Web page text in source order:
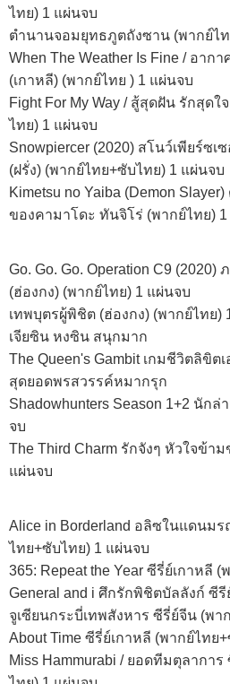
ไทย) 1 แผ่นจบ
ตำนานจอมยุทธภูตถังซาน (พากย์ไ
When The Weather Is Fine / อาก
(เกาหลี) (พากย์ไทย ) 1 แผ่นจบ
Fight For My Way / สู้สุดฝัน รักสุดใ
ไทย) 1 แผ่นจบ
Snowpiercer (2020) สโนว์เพียร์ซ
(ฝรั่ง) (พากย์ไทย+ซับไทย) 1 แผ่นจบ
Kimetsu no Yaiba (Demon
ของคามาโดะ ทันจิโร่ (พากย์ไทย)
Go. Go. Go. Operation C9
(ฮ่องกง) (พากย์ไทย) 1 แผ่นจบ
เทพบุตรผู้พิชิต (ฮ่องกง) (พากย์ไทย
เจียซิน หงซิน สนุกมาก
The Queen's Gambit เกมชีวิตลิขิต
สุดยอดพรสวรรค์หมากรุก
Shadowhunters Season 1+2 นักล่
จบ
The Third Charm รักจังๆ หัวใจข้า
แผ่นจบ
Alice in Borderland อลิซในแดนม
ไทย+ซับไทย) 1 แผ่นจบ
365: Repeat the Year ซีรี่ย์เกาหลี
General and i ศึกรักพิชิตบัลลังก์ ซี
จูเซียนกระบี่เทพสังหาร ซีรี่ย์จีน (พา
About Time ซีรี่ย์เกาหลี (พากย์ไทย
Miss Hammurabi / ยอดทีมตุลากา